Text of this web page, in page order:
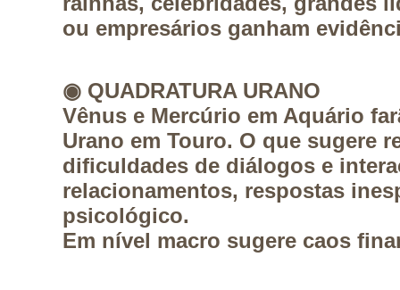
ou empresários ganham
◉ QUADRATURA URANO
Vênus e Mercúrio em Aquário
Urano em Touro. O que sugere
dificuldades de diálogos e
relacionamentos, respostas
psicológico.
Em nível macro sugere caos